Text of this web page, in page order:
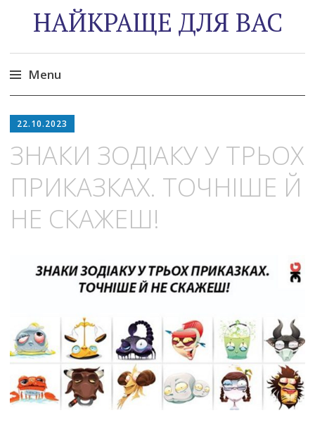
НАЙКРАЩЕ ДЛЯ ВАС
Menu
to
22.10.2023
ЗНАКИ ЗОДІАКУ У ТРЬОХ
ПРИКАЗКАХ. ТОЧНІШЕ Й
НЕ СКАЖЕШ!